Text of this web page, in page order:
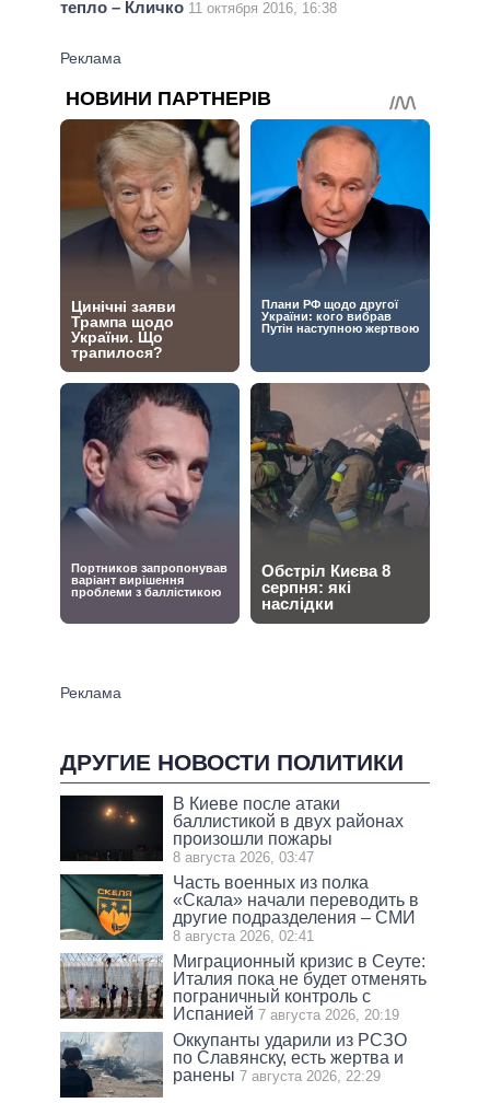
тепло – Кличко 11 октября 2016, 16:38
ДРУГИЕ НОВОСТИ ПОЛИТИКИ
В Киеве после атаки
баллистикой в двух районах
произошли пожары
8 августа 2026, 03:47
Часть военных из полка
«Скала» начали переводить в
другие подразделения – СМИ
8 августа 2026, 02:41
Миграционный кризис в Сеуте:
Италия пока не будет отменять
пограничный контроль с
Испанией 7 августа 2026, 20:19
Оккупанты ударили из РСЗО
по Славянску, есть жертва и
ранены 7 августа 2026, 22:29